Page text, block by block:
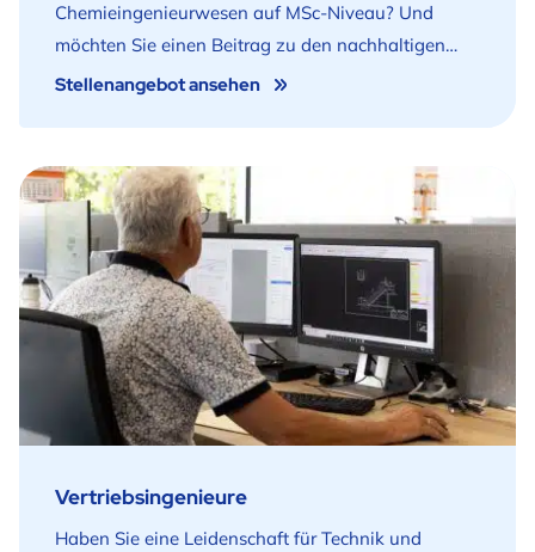
Chemieingenieurwesen auf MSc-Niveau? Und
möchten Sie einen Beitrag zu den nachhaltigen
Wasserlösungen der Zukunft leisten? Dann ist
Stellenangebot ansehen
Vertriebsingenieure
Haben Sie eine Leidenschaft für Technik und